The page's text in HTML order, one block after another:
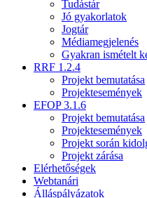
Tudástár
Jó gyakorlatok
Jogtár
Médiamegjelenés
Gyakran ismételt
RRF 1.2.4
Projekt bemutatása
Projektesemények
EFOP 3.1.6
Projekt bemutatása
Projektesemények
Projekt során
Projekt zárása
Elérhetőségek
Webtanári
Álláspályázatok